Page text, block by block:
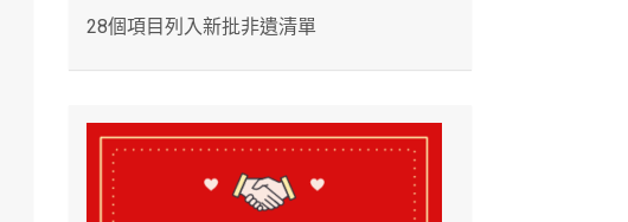
28個項目列入新批非遺清單